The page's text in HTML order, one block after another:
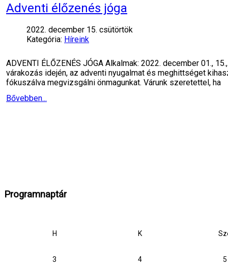
Adventi élőzenés jóga
2022. december 15. csütörtök
Kategória: Híreink
ADVENTI ÉLŐZENÉS JÓGA Alkalmak: 2022. december 01.,
várakozás idején, az adventi nyugalmat és meghittséget
fókuszálva megvizsgálni önmagunkat. Várunk szeretettel, ha
Bővebben...
Programnaptár
H K
3 4
5